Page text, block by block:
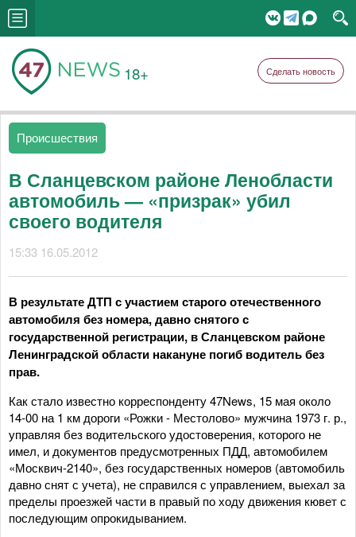
18+ Сделать новость
Происшествия
В Сланцевском районе Ленобласти
автомобиль — «призрак» убил
своего водителя
15:33 16.05.2012
В результате ДТП с участием старого отечественного
автомобиля без номера, давно снятого с
государственной регистрации, в Сланцевском районе
Ленинградской области накануне погиб водитель без
прав.
Как стало известно корреспонденту 47News, 15 мая около
14-00 на 1 км дороги «Рожки - Местолово» мужчина 1973 г. р.,
управляя без водительского удостоверения, которого не
имел, и документов предусмотренных ПДД, автомобилем
«Москвич-2140», без государственных номеров (автомобиль
давно снят с учета), не справился с управлением, выехал за
пределы проезжей части в правый по ходу движения кювет с
последующим опрокидыванием.